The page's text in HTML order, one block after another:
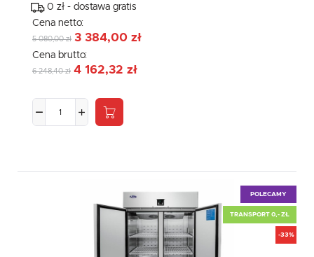
0 zł - dostawa gratis
Cena netto:
5 080,00 zł 3 384,00 zł
Cena brutto:
6 248,40 zł 4 162,32 zł
POLECAMY
TRANSPORT 0,- ZŁ
-33%